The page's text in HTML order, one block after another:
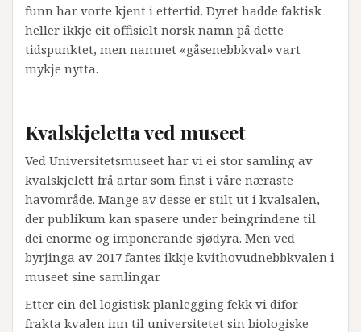
funn har vorte kjent i ettertid. Dyret hadde faktisk
heller ikkje eit offisielt norsk namn på dette
tidspunktet, men namnet «gåsenebbkval» vart
mykje nytta.
Kvalskjeletta ved museet
Ved Universitetsmuseet har vi ei stor samling av
kvalskjelett frå artar som finst i våre næraste
havområde. Mange av desse er stilt ut i kvalsalen,
der publikum kan spasere under beingrindene til
dei enorme og imponerande sjødyra. Men ved
byrjinga av 2017 fantes ikkje kvithovudnebbkvalen i
museet sine samlingar.
Etter ein del logistisk planlegging fekk vi difor
frakta kvalen inn til universitetet sin biologiske